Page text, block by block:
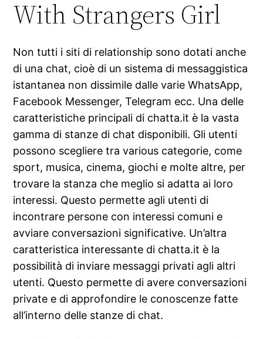
With Strangers Girl
Non tutti i siti di relationship sono dotati anche
di una chat, cioè di un sistema di messaggistica
istantanea non dissimile dalle varie WhatsApp,
Facebook Messenger, Telegram ecc. Una delle
caratteristiche principali di chatta.it è la vasta
gamma di stanze di chat disponibili. Gli utenti
possono scegliere tra various categorie, come
sport, musica, cinema, giochi e molte altre, per
trovare la stanza che meglio si adatta ai loro
interessi. Questo permette agli utenti di
incontrare persone con interessi comuni e
avviare conversazioni significative. Un’altra
caratteristica interessante di chatta.it è la
possibilità di inviare messaggi privati agli altri
utenti. Questo permette di avere conversazioni
private e di approfondire le conoscenze fatte
all’interno delle stanze di chat.